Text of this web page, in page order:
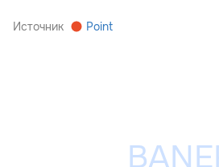
Источник Point